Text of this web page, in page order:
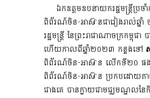
ឯកឧត្ដមឧបនាយករដ្ឋមន្រ្តីប្រចាំ
ពិព័រណ៍ចិន-អាស៊ានជារៀងរាល់ឆ្នាំ
រដ្ឋមន្រ្តី នៃព្រះរាជាណាចក្រ
ហើយកាលពីឆ្នាំ២០២៣ កន្លងទៅ
ពិព័រណ៍ចិន-អាស៊ាន លើកទី២០ ផង
ពិព័រណ៍ចិន-អាស៊ាន ប្រកបដោយភា
ជាងគេ បានក្លាយជាមជ្ឈមណ្ឌលន